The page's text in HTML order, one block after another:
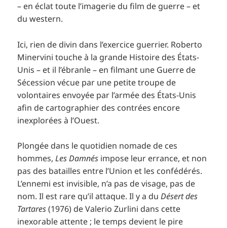
– en éclat toute l’imagerie du film de guerre – et
du western.
Ici, rien de divin dans l’exercice guerrier. Roberto
Minervini touche à la grande Histoire des États-
Unis – et il l’ébranle – en filmant une Guerre de
Sécession vécue par une petite troupe de
volontaires envoyée par l’armée des États-Unis
afin de cartographier des contrées encore
inexplorées à l’Ouest.
Plongée dans le quotidien nomade de ces
hommes,Les Damnés impose leur errance, et non
pas des batailles entre l’Union et les confédérés.
L’ennemi est invisible, n’a pas de visage, pas de
nom. Il est rare qu’il attaque. Il y a duDésert des
Tartares(1976) de Valerio Zurlini dans cette
inexorable attente ; le temps devient le pire